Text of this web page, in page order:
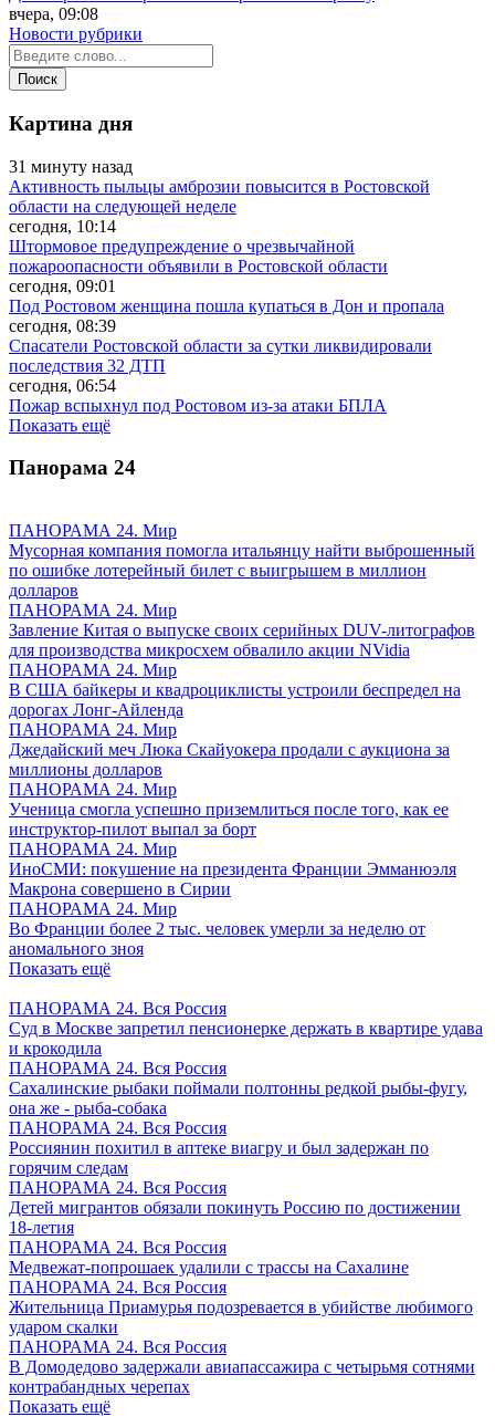
вчера, 09:08
Новости рубрики
Картина дня
31 минуту назад
Активность пыльцы амброзии повысится в Ростовской
области на следующей неделе
сегодня, 10:14
Штормовое предупреждение о чрезвычайной
пожароопасности объявили в Ростовской области
сегодня, 09:01
Под Ростовом женщина пошла купаться в Дон и пропала
сегодня, 08:39
Спасатели Ростовской области за сутки ликвидировали
последствия 32 ДТП
сегодня, 06:54
Пожар вспыхнул под Ростовом из-за атаки БПЛА
Показать ещё
Панорама 24
ПАНОРАМА 24. Мир
Мусорная компания помогла итальянцу найти выброшенный
по ошибке лотерейный билет с выигрышем в миллион
долларов
ПАНОРАМА 24. Мир
Завление Китая о выпуске своих серийных DUV-литографов
для производства микросхем обвалило акции NVidia
ПАНОРАМА 24. Мир
В США байкеры и квадроциклисты устроили беспредел на
дорогах Лонг-Айленда
ПАНОРАМА 24. Мир
Джедайский меч Люка Скайуокера продали с аукциона за
миллионы долларов
ПАНОРАМА 24. Мир
Ученица смогла успешно приземлиться после того, как ее
инструктор-пилот выпал за борт
ПАНОРАМА 24. Мир
ИноСМИ: покушение на президента Франции Эмманюэля
Макрона совершено в Сирии
ПАНОРАМА 24. Мир
Во Франции более 2 тыс. человек умерли за неделю от
аномального зноя
Показать ещё
ПАНОРАМА 24. Вся Россия
Суд в Москве запретил пенсионерке держать в квартире удава
и крокодила
ПАНОРАМА 24. Вся Россия
Сахалинские рыбаки поймали полтонны редкой рыбы-фугу,
она же - рыба-собака
ПАНОРАМА 24. Вся Россия
Россиянин похитил в аптеке виагру и был задержан по
горячим следам
ПАНОРАМА 24. Вся Россия
Детей мигрантов обязали покинуть Россию по достижении
18-летия
ПАНОРАМА 24. Вся Россия
Медвежат-попрошаек удалили с трассы на Сахалине
ПАНОРАМА 24. Вся Россия
Жительница Приамурья подозревается в убийстве любимого
ударом скалки
ПАНОРАМА 24. Вся Россия
В Домодедово задержали авиапассажира с четырьмя сотнями
контрабандных черепах
Показать ещё